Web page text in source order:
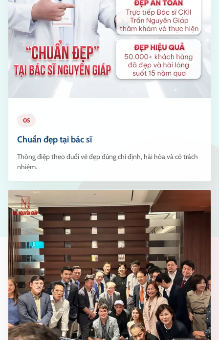
05
Chuẩn đẹp tại bác sĩ
Thông điệp theo đuổi vẻ đẹp đúng chỉ định, hài hòa và có trách
nhiệm.